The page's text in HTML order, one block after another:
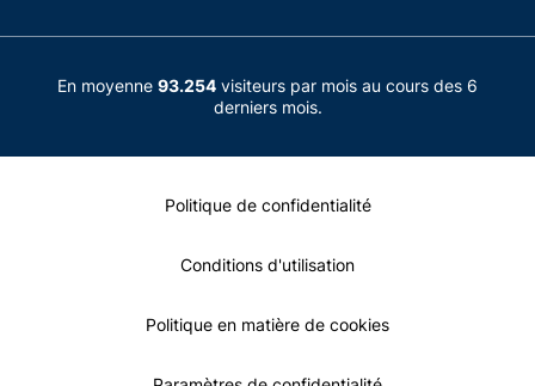
En moyenne 93.254 visiteurs par mois au cours des 6
derniers mois.
Politique de confidentialité
Conditions d'utilisation
Politique en matière de cookies